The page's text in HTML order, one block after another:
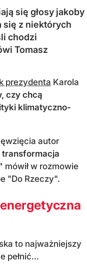
się głosy jakoby
się z niektórych
chodzi
Tomasz
prezydenta Karola
czy chcą
klimatyczno-
autor
mówił w rozmowie
"Do Rzeczy".
to najważniejszy
pełnić...